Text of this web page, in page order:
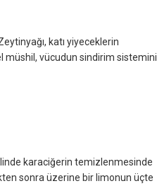
katı yiyeceklerin
müshil, vücudun sindirim sistemini
karaciğerin temizlenmesinde
sonra üzerine bir limonun üçte